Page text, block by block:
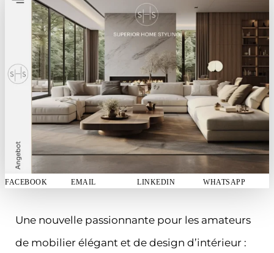
FACEBOOK EMAIL LINKEDIN WHATSAPP
Une nouvelle passionnante pour les amateurs
de mobilier élégant et de design d’intérieur :